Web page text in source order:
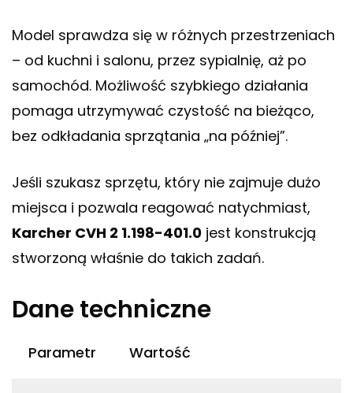
Model sprawdza się w różnych przestrzeniach
– od kuchni i salonu, przez sypialnię, aż po
samochód. Możliwość szybkiego działania
pomaga utrzymywać czystość na bieżąco,
bez odkładania sprzątania „na później”.
Jeśli szukasz sprzętu, który nie zajmuje dużo
miejsca i pozwala reagować natychmiast,
Karcher CVH 2 1.198-401.0 jest konstrukcją
stworzoną właśnie do takich zadań.
Dane techniczne
Parametr Wartość